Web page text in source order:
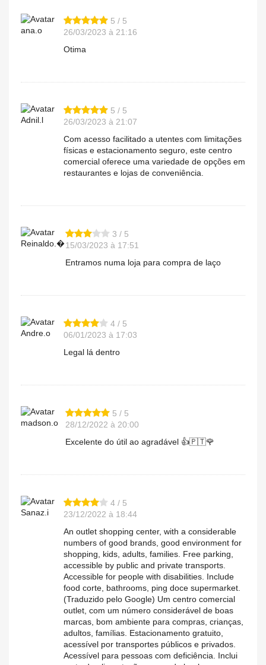
ana.o
5 / 5
26/03/2023 à 21:16
Otima
Adnil.l
5 / 5
26/03/2023 à 21:07
Com acesso facilitado a utentes com limitações
físicas e estacionamento seguro, este centro
comercial oferece uma variedade de opções em
restaurantes e lojas de conveniência.
Reinaldo.�
3 / 5
15/03/2023 à 17:51
Entramos numa loja para compra de laço
Andre.o
4 / 5
06/01/2023 à 17:03
Legal lá dentro
madson.o
5 / 5
28/12/2022 à 20:00
Excelente do útil ao agradável 👍🇵🇹🌹
Sanaz.i
4 / 5
23/12/2022 à 18:44
An outlet shopping center, with a considerable
numbers of good brands, good environment for
shopping, kids, adults, families. Free parking,
accessible by public and private transports.
Accessible for people with disabilities. Include
food corte, bathrooms, ping doce supermarket.
(Traduzido pelo Google) Um centro comercial
outlet, com um número considerável de boas
marcas, bom ambiente para compras, crianças,
adultos, famílias. Estacionamento gratuito,
acessível por transportes públicos e privados.
Acessível para pessoas com deficiência. Inclui